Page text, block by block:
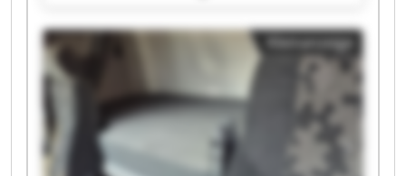
PowerMach GmbH PowerMach GmbH
PowerMach GmbH PowerMach GmbH
PowerMach GmbH PowerMach GmbH
PowerMach GmbH PowerMach GmbH
PowerMach GmbH PowerMach GmbH
PowerMach GmbH PowerMach GmbH
Kleinanzeige